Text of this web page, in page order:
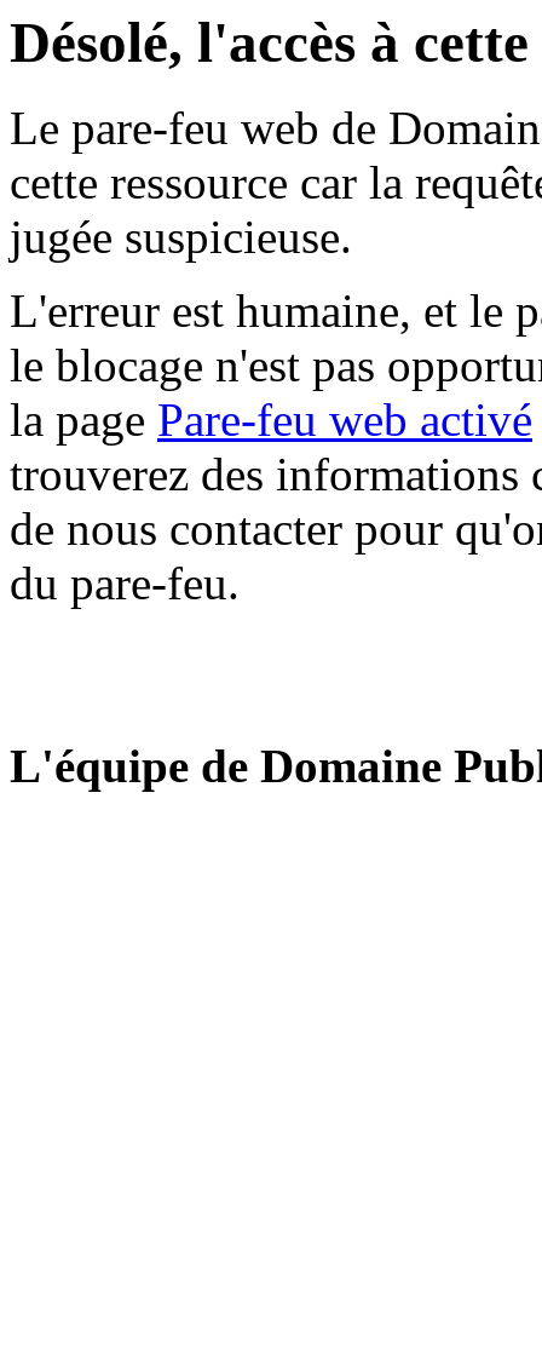
Désolé, l'accès à
Le pare-feu web de
cette ressource car la
jugée suspicieuse.
L'erreur est humaine, et le
le blocage n'est pas
la page Pare-feu web activé
trouverez des informations
de nous contacter pour
du pare-feu.
L'équipe de Domaine